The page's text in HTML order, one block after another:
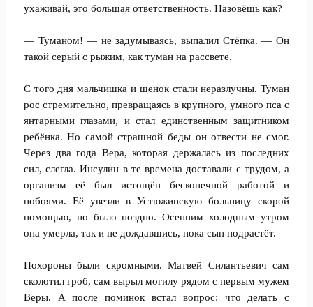
ухаживай, это большая ответственность. Назовёшь как?
— Туманом! — не задумываясь, выпалил Стёпка. — Он
такой серый с рыжим, как туман на рассвете.
С того дня мальчишка и щенок стали неразлучны. Туман
рос стремительно, превращаясь в крупного, умного пса с
янтарными глазами, и стал единственным защитником
ребёнка. Но самой страшной беды он отвести не смог.
Через два года Вера, которая держалась из последних
сил, слегла. Инсулин в те времена доставали с трудом, а
организм её был истощён бесконечной работой и
побоями. Её увезли в Устюжинскую больницу скорой
помощью, но было поздно. Осенним холодным утром
она умерла, так и не дождавшись, пока сын подрастёт.
Похороны были скромными. Матвей Силантьевич сам
сколотил гроб, сам вырыл могилу рядом с первым мужем
Веры. А после поминок встал вопрос: что делать с